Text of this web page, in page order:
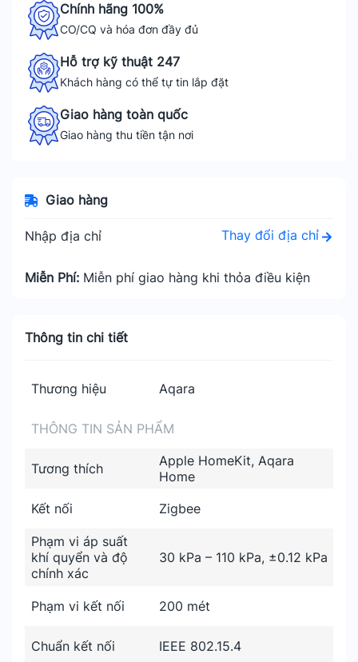
Chính hãng 100%
CO/CQ và hóa đơn đầy đủ
Hỗ trợ kỹ thuật 247
Khách hàng có thể tự tin lắp đặt
Giao hàng toàn quốc
Giao hàng thu tiền tận nơi
Giao hàng
Nhập địa chỉ Thay đổi địa chỉ
Miễn Phí: Miễn phí giao hàng khi thỏa điều kiện
Thông tin chi tiết
Thương hiệu Aqara
THÔNG TIN SẢN PHẨM
Tương thích
Apple HomeKit, Aqara
Home
Kết nối
Zigbee
Phạm vi áp suất
khí quyển và độ
chính xác
30 kPa – 110 kPa, ±0.12 kPa
Phạm vi kết nối 200 mét
Chuẩn kết nối IEEE 802.15.4